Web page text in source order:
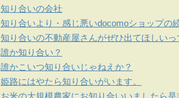
知り合いの会社
知り合いより・感じ悪いdocomoショップの
知り合いの不動産屋さんがぜひ出てほしいっ
誰か知り合い？
誰かこいつ知り合いじゃねえか？
姫路にはやたら知り合いがいます。
お米の大規模農家にお知り合いいましたら